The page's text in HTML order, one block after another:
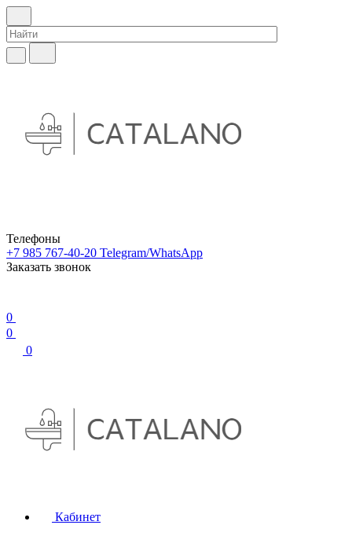
Телефоны
+7 985 767-40-20 Telegram/WhatsApp
Заказать звонок
0
0
0
Кабинет